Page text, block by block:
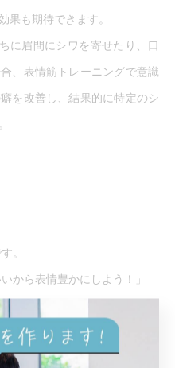
果も期待できます。
に眉間にシワを寄せたり、口
、表情筋トレーニングで意識
を改善し、結果的に特定のシ
。
から表情豊かにしよう！」
とるだけで全然違いますよ！